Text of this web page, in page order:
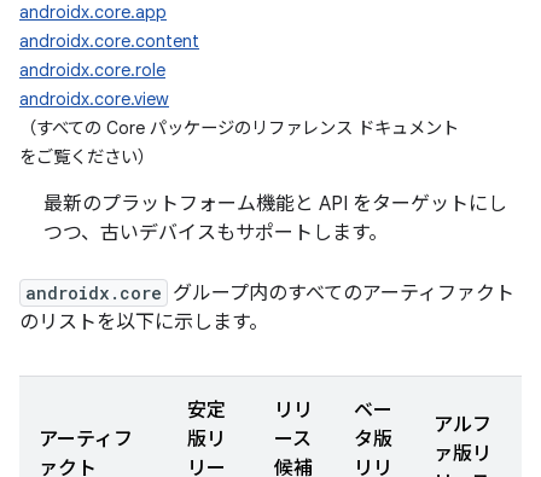
androidx.core.app
androidx.core.content
androidx.core.role
androidx.core.view
（すべての Core パッケージのリファレンス ドキュメント
をご覧ください）
最新のプラットフォーム機能と API をターゲットにし
つつ、古いデバイスもサポートします。
androidx.core グループ内のすべてのアーティファクト
のリストを以下に示します。
アーティフ
ァクト
安定
版リ
リー
リリ
ース
候補
ベー
タ版
リリ
アルフ
ァ版リ